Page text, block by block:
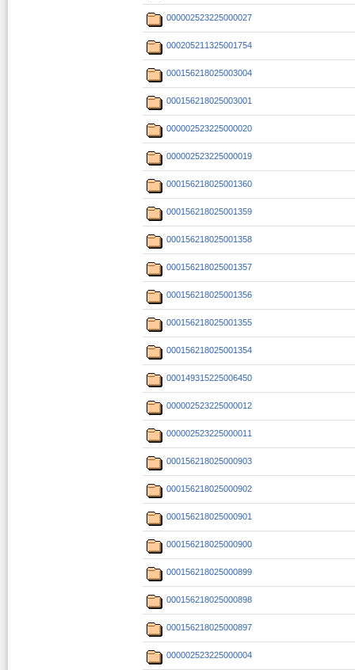
000002523225000027
000205211325001754
000156218025003004
000156218025003001
000002523225000020
000002523225000019
000156218025001360
000156218025001359
000156218025001358
000156218025001357
000156218025001356
000156218025001355
000156218025001354
000149315225006450
000002523225000012
000002523225000011
000156218025000903
000156218025000902
000156218025000901
000156218025000900
000156218025000899
000156218025000898
000156218025000897
000002523225000004